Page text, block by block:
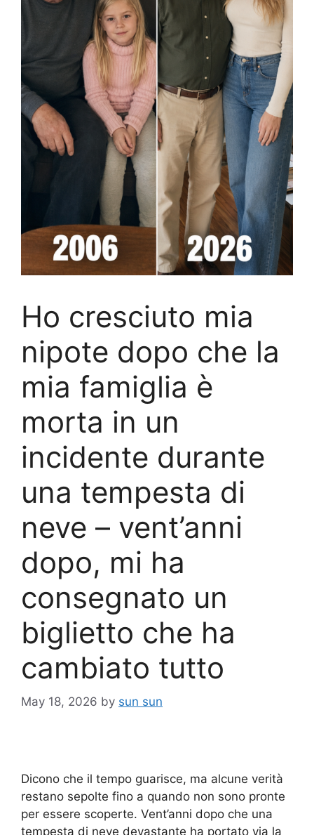
Ho cresciuto mia
nipote dopo che la
mia famiglia è
morta in un
incidente durante
una tempesta di
neve – vent’anni
dopo, mi ha
consegnato un
biglietto che ha
cambiato tutto
May 18, 2026 by sun sun
Dicono che il tempo guarisce, ma alcune verità
restano sepolte fino a quando non sono pronte
per essere scoperte. Vent’anni dopo che una
tempesta di neve devastante ha portato via la